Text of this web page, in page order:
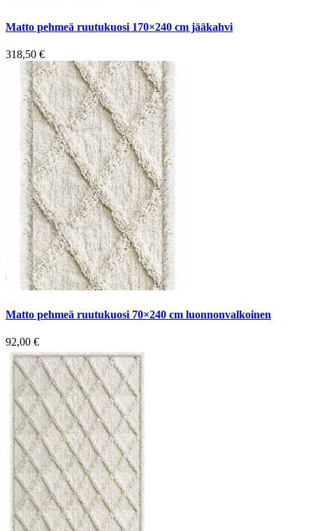
Matto pehmeä ruutukuosi 170×240 cm jääkahvi
318,50 €
Matto pehmeä ruutukuosi 70×240 cm luonnonvalkoinen
92,00 €